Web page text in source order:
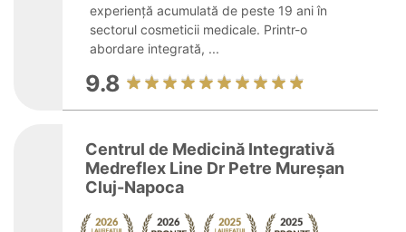
experiență acumulată de peste 19 ani în
sectorul cosmeticii medicale. Printr-o
abordare integrată, ...
9.8
Centrul de Medicină Integrativă
Medreflex Line Dr Petre Mureșan
Cluj-Napoca